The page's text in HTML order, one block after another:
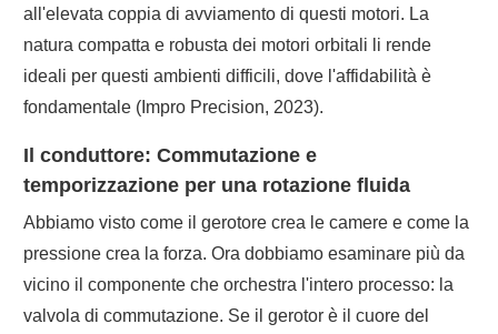
all'elevata coppia di avviamento di questi motori. La
natura compatta e robusta dei motori orbitali li rende
ideali per questi ambienti difficili, dove l'affidabilità è
fondamentale (Impro Precision, 2023).
Il conduttore: Commutazione e
temporizzazione per una rotazione fluida
Abbiamo visto come il gerotore crea le camere e come la
pressione crea la forza. Ora dobbiamo esaminare più da
vicino il componente che orchestra l'intero processo: la
valvola di commutazione. Se il gerotor è il cuore del